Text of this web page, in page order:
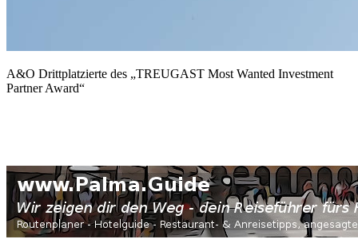
A&O Drittplatzierte des „TREUGAST Most Wanted Investment
Partner Award“